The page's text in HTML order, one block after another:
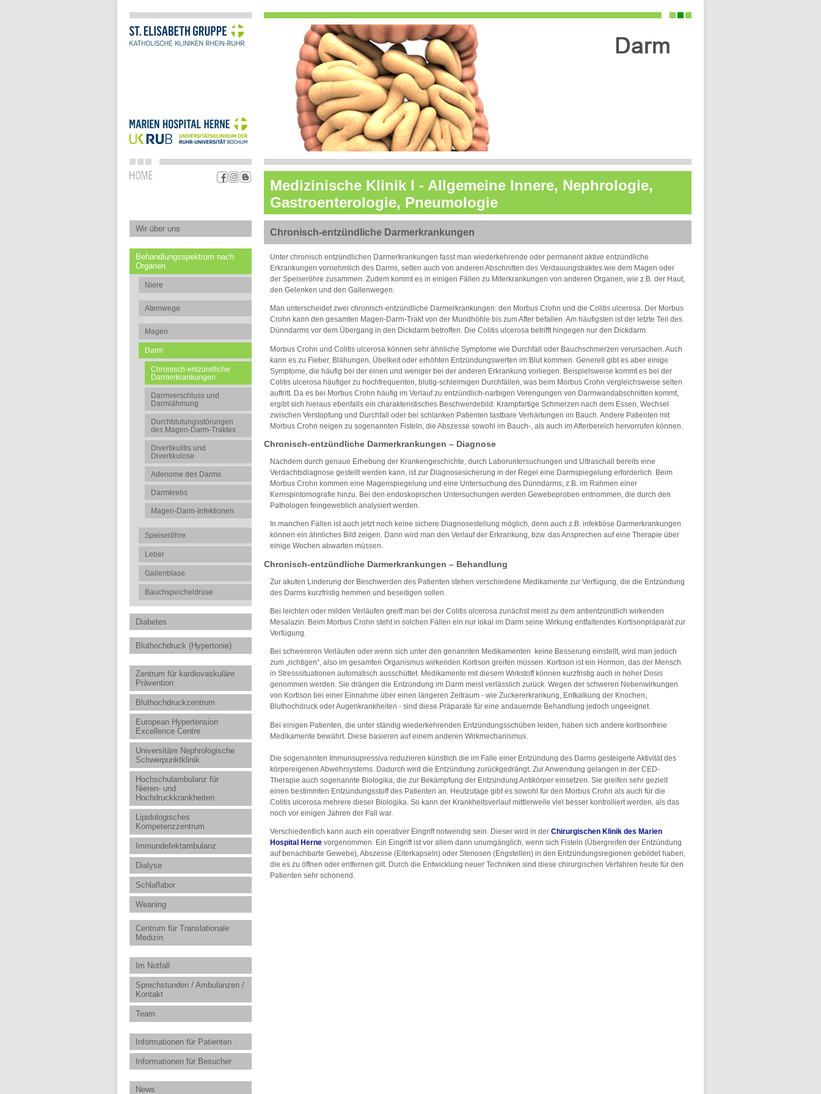
Medizinische Klinik I - Allgemeine Innere, Nephrologie,
Gastroenterologie, Pneumologie
Wir über uns
Behandlungsspektrum nach
Organen
Niere
Atemwege
Magen
Darm
Chronisch-entzündliche
Darmerkrankungen
Darmverschluss und
Darmlähmung
Durchblutungsstörungen
des Magen-Darm-Traktes
Divertikulitis und
Divertikulose
Adenome des Darms
Darmkrebs
Magen-Darm-Infektionen
Speiseröhre
Leber
Gallenblase
Bauchspeicheldrüse
Diabetes
Bluthochdruck (Hypertonie)
Zentrum für kardiovaskuläre
Prävention
Bluthochdruckzentrum
European Hypertension
Excellence Centre
Universitäre Nephrologische
Schwerpunktklinik
Hochschulambulanz für
Nieren- und
Hochdruckkrankheiten
Lipidologisches
Kompetenzzentrum
Immundefektambulanz
Dialyse
Schlaflabor
Weaning
Centrum für Translationale
Medizin
Im Notfall
Sprechstunden / Ambulanzen /
Kontakt
Team
Informationen für Patienten
Informationen für Besucher
News
Chronisch-entzündliche Darmerkrankungen
Unter chronisch entzündlichen Darmerkrankungen fasst man wiederkehrende oder permanent aktive entzündliche
Erkrankungen vornehmlich des Darms, selten auch von anderen Abschnitten des Verdauungstraktes wie dem Magen oder
der Speiseröhre zusammen. Zudem kommt es in einigen Fällen zu Miterkrankungen von anderen Organen, wie z.B. der Haut,
den Gelenken und den Gallenwegen.
Man unterscheidet zwei chronisch-entzündliche Darmerkrankungen: den Morbus Crohn und die Colitis ulcerosa. Der Morbus
Crohn kann den gesamten Magen-Darm-Trakt von der Mundhöhle bis zum After befallen. Am häufigsten ist der letzte Teil des
Dünndarms vor dem Übergang in den Dickdarm betroffen. Die Colitis ulcerosa betrifft hingegen nur den Dickdarm.
Morbus Crohn und Colitis ulcerosa können sehr ähnliche Symptome wie Durchfall oder Bauchschmerzen verursachen. Auch
kann es zu Fieber, Blähungen, Übelkeit oder erhöhten Entzündungswerten im Blut kommen. Generell gibt es aber einige
Symptome, die häufig bei der einen und weniger bei der anderen Erkrankung vorliegen. Beispielsweise kommt es bei der
Colitis ulcerosa häufiger zu hochfrequenten, blutig-schleimigen Durchfällen, was beim Morbus Crohn vergleichsweise selten
auftritt. Da es bei Morbus Crohn häufig im Verlauf zu entzündlich-narbigen Verengungen von Darmwandabschnitten kommt,
ergibt sich hieraus ebenfalls ein charakteristisches Beschwerdebild: Krampfartige Schmerzen nach dem Essen, Wechsel
zwischen Verstopfung und Durchfall oder bei schlanken Patienten tastbare Verhärtungen im Bauch. Andere Patienten mit
Morbus Crohn neigen zu sogenannten Fisteln, die Abszesse sowohl im Bauch-, als auch im Afterbereich hervorrufen können.
Chronisch-entzündliche Darmerkrankungen – Diagnose
Nachdem durch genaue Erhebung der Krankengeschichte, durch Laboruntersuchungen und Ultraschall bereits eine
Verdachtsdiagnose gestellt werden kann, ist zur Diagnosesicherung in der Regel eine Darmspiegelung erforderlich. Beim
Morbus Crohn kommen eine Magenspiegelung und eine Untersuchung des Dünndarms, z.B. im Rahmen einer
Kernspintomografie hinzu. Bei den endoskopischen Untersuchungen werden Gewebeproben entnommen, die durch den
Pathologen feingeweblich analysiert werden.
In manchen Fällen ist auch jetzt noch keine sichere Diagnosestellung möglich, denn auch z.B. infektiöse Darmerkrankungen
können ein ähnliches Bild zeigen. Dann wird man den Verlauf der Erkrankung, bzw. das Ansprechen auf eine Therapie über
einige Wochen abwarten müssen.
Chronisch-entzündliche Darmerkrankungen – Behandlung
Zur akuten Linderung der Beschwerden des Patienten stehen verschiedene Medikamente zur Verfügung, die die Entzündung
des Darms kurzfristig hemmen und beseitigen sollen.
Bei leichten oder milden Verläufen greift man bei der Colitis ulcerosa zunächst meist zu dem antientzündlich wirkenden
Mesalazin. Beim Morbus Crohn steht in solchen Fällen ein nur lokal im Darm seine Wirkung entfaltendes Kortisonpräparat zur
Verfügung.
Bei schwereren Verläufen oder wenn sich unter den genannten Medikamenten keine Besserung einstellt, wird man jedoch
zum „richtigen“, also im gesamten Organismus wirkenden Kortison greifen müssen. Kortison ist ein Hormon, das der Mensch
in Stresssituationen automatisch ausschüttet. Medikamente mit diesem Wirkstoff können kurzfristig auch in hoher Dosis
genommen werden. Sie drängen die Entzündung im Darm meist verlässlich zurück. Wegen der schweren Nebenwirkungen
von Kortison bei einer Einnahme über einen längeren Zeitraum - wie Zuckererkrankung, Entkalkung der Knochen,
Bluthochdruck oder Augenkrankheiten - sind diese Präparate für eine andauernde Behandlung jedoch ungeeignet.
Bei einigen Patienten, die unter ständig wiederkehrenden Entzündungsschüben leiden, haben sich andere kortisonfreie
Medikamente bewährt. Diese basieren auf einem anderen Wirkmechanismus.
Die sogenannten Immunsupressiva reduzieren künstlich die im Falle einer Entzündung des Darms gesteigerte Aktivität des
körpereigenen Abwehrsystems. Dadurch wird die Entzündung zurückgedrängt. Zur Anwendung gelangen in der CED-
Therapie auch sogenannte Biologika, die zur Bekämpfung der Entzündung Antikörper einsetzen. Sie greifen sehr gezielt
einen bestimmten Entzündungsstoff des Patienten an. Heutzutage gibt es sowohl für den Morbus Crohn als auch für die
Colitis ulcerosa mehrere dieser Biologika. So kann der Krankheitsverlauf mittlerweile viel besser kontrolliert werden, als das
noch vor einigen Jahren der Fall war.
Verschiedentlich kann auch ein operativer Eingriff notwendig sein. Dieser wird in der Chirurgischen Klinik des Marien
Hospital Herne vorgenommen. Ein Eingriff ist vor allem dann unumgänglich, wenn sich Fisteln (Übergreifen der Entzündung
auf benachbarte Gewebe), Abszesse (Eiterkapseln) oder Stenosen (Engstellen) in den Entzündungsregionen gebildet haben,
die es zu öffnen oder entfernen gilt. Durch die Entwicklung neuer Techniken sind diese chirurgischen Verfahren heute für den
Patienten sehr schonend.